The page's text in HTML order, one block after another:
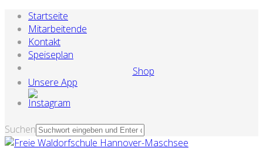
Startseite
Mitarbeitende
Kontakt
Speiseplan
Shop
Unsere App
Suchen